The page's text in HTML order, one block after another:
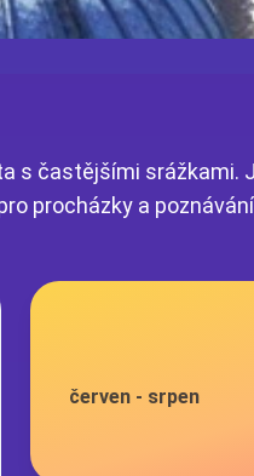
s častějšími srážkami.
procházky a
červen - srpen